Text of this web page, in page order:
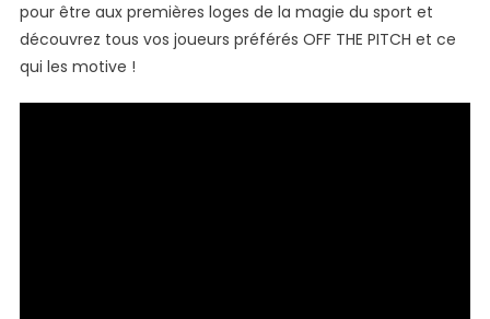
La
Coupe
pour être aux premières loges de la magie du sport et
découvrez tous vos joueurs préférés OFF THE PITCH et ce
qui les motive !